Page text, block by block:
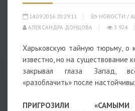
14.09.2016 20:29:11 НОВОСТИ /
АЛЕКСАНДРА ДОНЦОВА
3 924
Харьковскую тайную тюрьму, о
известно, но на существование
закрывал глаза Запад,
«разоблачить» после
ПРИГРОЗИЛИ